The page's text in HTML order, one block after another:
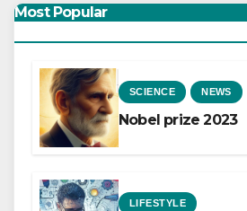
Most Popular
SCIENCE NEWS
Nobel prize 2023
LIFESTYLE